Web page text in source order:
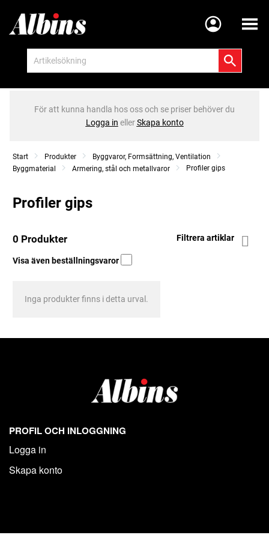
Meny
För att kunna handla hos oss och se priser behöver du
Logga in ellerSkapa konto
Start Produkter
Byggvaror, Formsättning, Ventilation
Byggmaterial
Armering, stål och metallvaror Profiler gips
Profiler gips
0 Produkter Filtrera artiklar
Visa även beställningsvaror
Inga produkter finns i detta urval.
PROFIL OCH INLOGGNING
Logga in
Skapa konto